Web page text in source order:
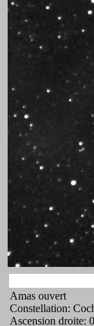
Amas ouvert
Constellation:
Ascension droite: